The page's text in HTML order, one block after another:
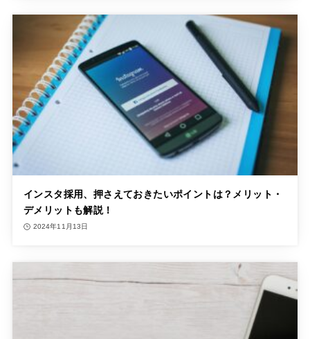
インスタ採用、押さえておきたいポイントは？メリット・
デメリットも解説！
2024年11月13日